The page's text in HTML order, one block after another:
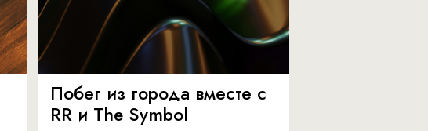
Побег из города вместе с
RR и The Symbol